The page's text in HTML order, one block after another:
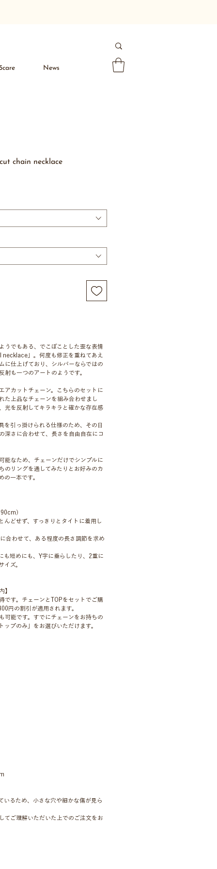
News
chain necklace
うでもある、でこぼことした歪な表情
」。何度も修正を重ねてあえ
に仕上げており、シルバーならではの
射も一つのアートのようです。
アカットチェーン。こちらのセットに
た上品なチェーンを組み合わせまし
光を反射してキラキラと確かな存在感
を引っ掛けられる仕様のため、その日
深さに合わせて、長さを自由自在にコ
能なため、チェーンだけでシンプルに
のリングを通してみたりとお好みのカ
の一本です。
）
んどせず、すっきりとタイトに着用し
合わせて、ある程度の長さ調節を求め
も短めにも、Y字に垂らしたり、2重に
イズ。
】
です。チェーンとTOPをセットでご購
円の割引が適用されます。
可能です。すでにチェーンをお持ちの
ップのみ」をお選びいただけます。
いるため、小さな穴や細かな傷が見ら
てご理解いただいた上でのご注文をお